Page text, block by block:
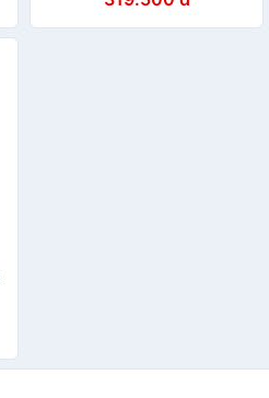
Postcard GreenLife